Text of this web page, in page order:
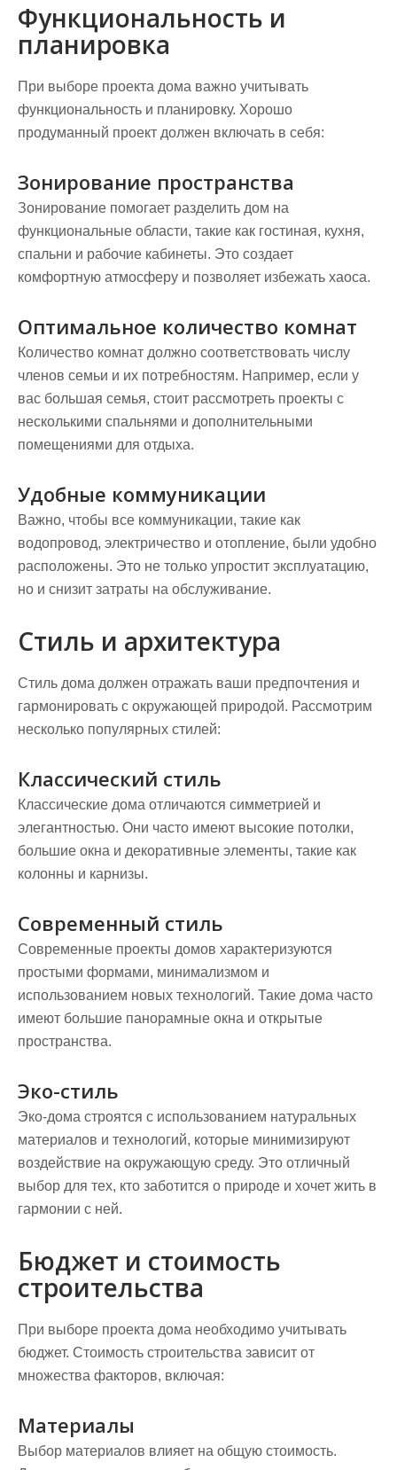
Функциональность и
планировка
При выборе проекта дома важно учитывать
функциональность и планировку. Хорошо
продуманный проект должен включать в себя:
Зонирование пространства
Зонирование помогает разделить дом на
функциональные области, такие как гостиная, кухня,
спальни и рабочие кабинеты. Это создает
комфортную атмосферу и позволяет избежать хаоса.
Оптимальное количество комнат
Количество комнат должно соответствовать числу
членов семьи и их потребностям. Например, если у
вас большая семья, стоит рассмотреть проекты с
несколькими спальнями и дополнительными
помещениями для отдыха.
Удобные коммуникации
Важно, чтобы все коммуникации, такие как
водопровод, электричество и отопление, были удобно
расположены. Это не только упростит эксплуатацию,
но и снизит затраты на обслуживание.
Стиль и архитектура
Стиль дома должен отражать ваши предпочтения и
гармонировать с окружающей природой. Рассмотрим
несколько популярных стилей:
Классический стиль
Классические дома отличаются симметрией и
элегантностью. Они часто имеют высокие потолки,
большие окна и декоративные элементы, такие как
колонны и карнизы.
Современный стиль
Современные проекты домов характеризуются
простыми формами, минимализмом и
использованием новых технологий. Такие дома часто
имеют большие панорамные окна и открытые
пространства.
Эко-стиль
Эко-дома строятся с использованием натуральных
материалов и технологий, которые минимизируют
воздействие на окружающую среду. Это отличный
выбор для тех, кто заботится о природе и хочет жить в
гармонии с ней.
Бюджет и стоимость
строительства
При выборе проекта дома необходимо учитывать
бюджет. Стоимость строительства зависит от
множества факторов, включая:
Материалы
Выбор материалов влияет на общую стоимость.